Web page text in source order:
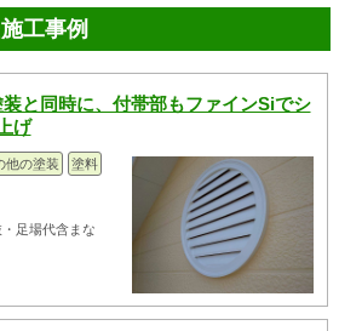
工事例
と同時に、付帯部もファインSiでシ
げ
他の塗装 塗料
足場代含まな